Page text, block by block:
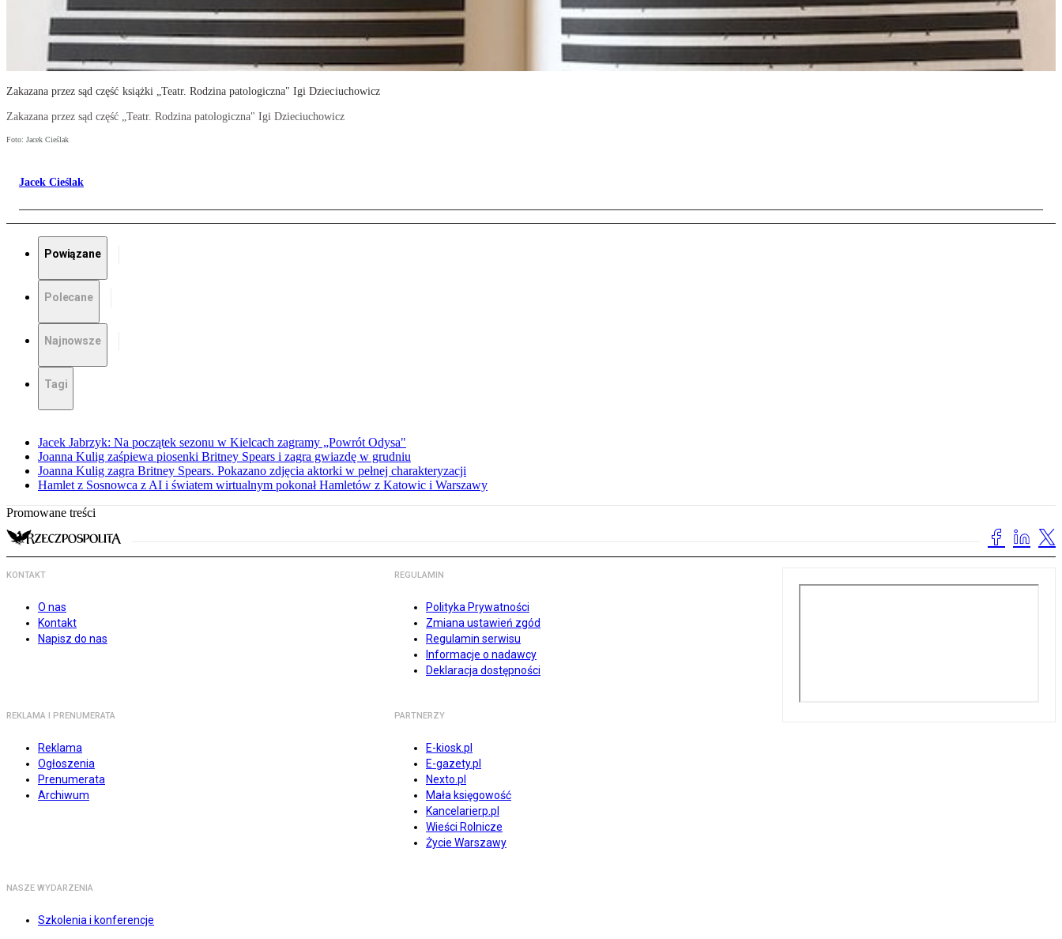
Zakazana przez sąd część książki „Teatr. Rodzina patologiczna" Igi Dzieciuchowicz
Zakazana przez sąd część „Teatr. Rodzina patologiczna" Igi Dzieciuchowicz
Foto: Jacek Cieślak
Jacek Cieślak
Powiązane
Polecane
Najnowsze
Tagi
Jacek Jabrzyk: Na początek sezonu w Kielcach zagramy „Powrót Odysa"
Joanna Kulig zaśpiewa piosenki Britney Spears i zagra gwiazdę w grudniu
Joanna Kulig zagra Britney Spears. Pokazano zdjęcia aktorki w pełnej charakteryzacji
Hamlet z Sosnowca z AI i światem wirtualnym pokonał Hamletów z Katowic i Warszawy
Promowane treści
KONTAKT
O nas
Kontakt
Napisz do nas
REGULAMIN
Polityka Prywatności
Zmiana ustawień zgód
Regulamin serwisu
Informacje o nadawcy
Deklaracja dostępności
REKLAMA I PRENUMERATA
Reklama
Ogłoszenia
Prenumerata
Archiwum
PARTNERZY
E-kiosk.pl
E-gazety.pl
Nexto.pl
Mała księgowość
Kancelarierp.pl
Wieści Rolnicze
Życie Warszawy
NASZE WYDARZENIA
Szkolenia i konferencje